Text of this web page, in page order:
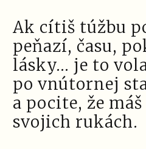
Ak cítiš túžbu
peňazí, času,
lásky... je to
po vnútornej
a pocite, že
svojich rukách.